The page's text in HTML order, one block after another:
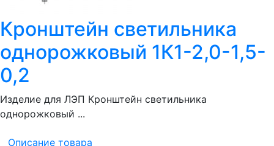
Кронштейн светильника
однорожковый 1К1-2,0-1,5-
0,2
Изделие для ЛЭП Кронштейн светильника
однорожковый ...
Описание товара